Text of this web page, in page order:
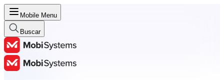
Mobile Menu
Buscar